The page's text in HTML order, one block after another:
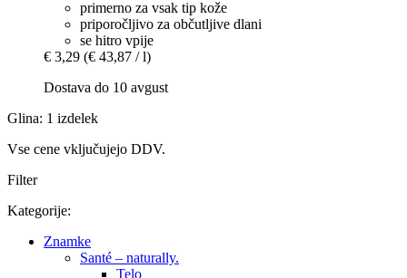
primerno za vsak tip kože
priporočljivo za občutljive dlani
se hitro vpije
€ 3,29 (€ 43,87 / l)
Dostava do 10 avgust
Glina: 1 izdelek
Vse cene vključujejo DDV.
Filter
Kategorije:
Znamke
Santé – naturally.
Telo